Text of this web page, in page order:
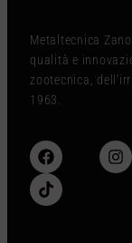
Metaltecnica
qualità e
zootecnica,
1963.